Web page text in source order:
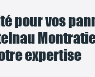
pour vos
expertise